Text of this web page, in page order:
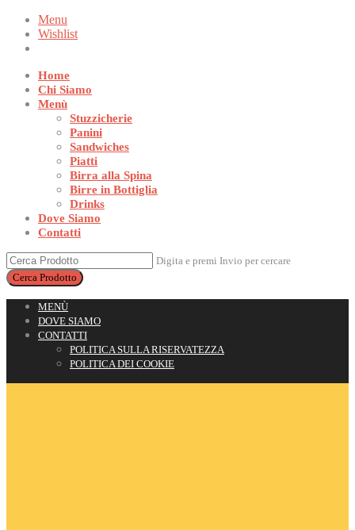
Menu
Wishlist
Home
Chi Siamo
Menù
Stuzzicherie
Panini
Sandwiches
Piatti
Birra alla Spina
Birre in Bottiglia
Drinks
Dove Siamo
Contatti
Digita e premi Invio per cercare
MENÙ
DOVE SIAMO
CONTATTI
POLITICA SULLA RISERVATEZZA
POLITICA DEI COOKIE